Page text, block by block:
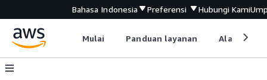
Bahasa Indonesia Preferensi Hubungi Kami
Mulai Panduan layanan Alat